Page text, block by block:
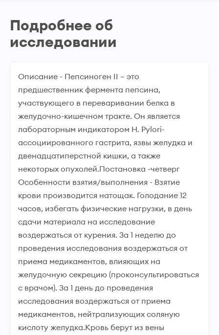
Подробнее об
исследовании
Описание - Пепсиноген II – это
предшественник фермента пепсина,
участвующего в переваривании белка в
желудочно-кишечном тракте. Он является
лабораторным индикатором H. Pylori-
ассоциированного гастрита, язвы желудка и
двенадцатиперстной кишки, а также
некоторых опухолей.Постановка -четверг
Особенности взятия/выполнения - Взятие
крови производится натощак. Голодание 12
часов, избегать физические нагрузки, в день
сдачи материала на исследование
воздержаться от курения. За 1 неделю до
проведения исследования воздержаться от
приема медикаментов, влияющих на
желудочную секрецию (проконсультироваться
с врачом). За 1 день до проведения
исследования воздержаться от приема
медикаментов, нейтрализующих соляную
кислоту желудка.Кровь берут из вены